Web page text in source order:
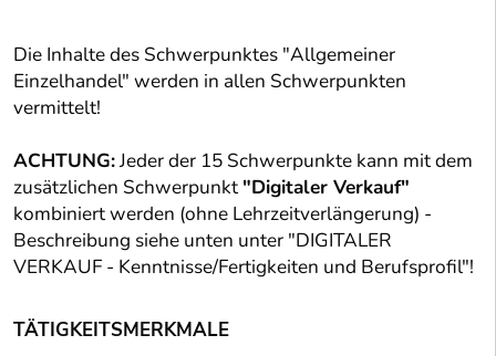
Die Inhalte des Schwerpunktes "Allgemeiner
Einzelhandel" werden in allen Schwerpunkten
vermittelt!
ACHTUNG:Jeder der 15 Schwerpunkte kann mit dem
zusätzlichen Schwerpunkt"Digitaler Verkauf"
kombiniert werden (ohne Lehrzeitverlängerung) -
Beschreibung siehe unten unter "DIGITALER
VERKAUF - Kenntnisse/Fertigkeiten und Berufsprofil"!
TÄTIGKEITSMERKMALE